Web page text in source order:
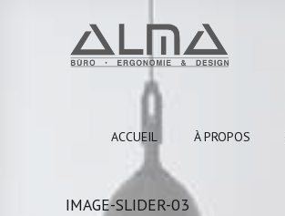
ACCUEIL À PROPOS
IMAGE-SLIDER-03